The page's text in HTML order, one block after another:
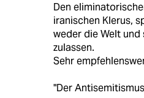
Den
iranischen Klerus,
weder die Welt
zulassen.
Sehr
"Der